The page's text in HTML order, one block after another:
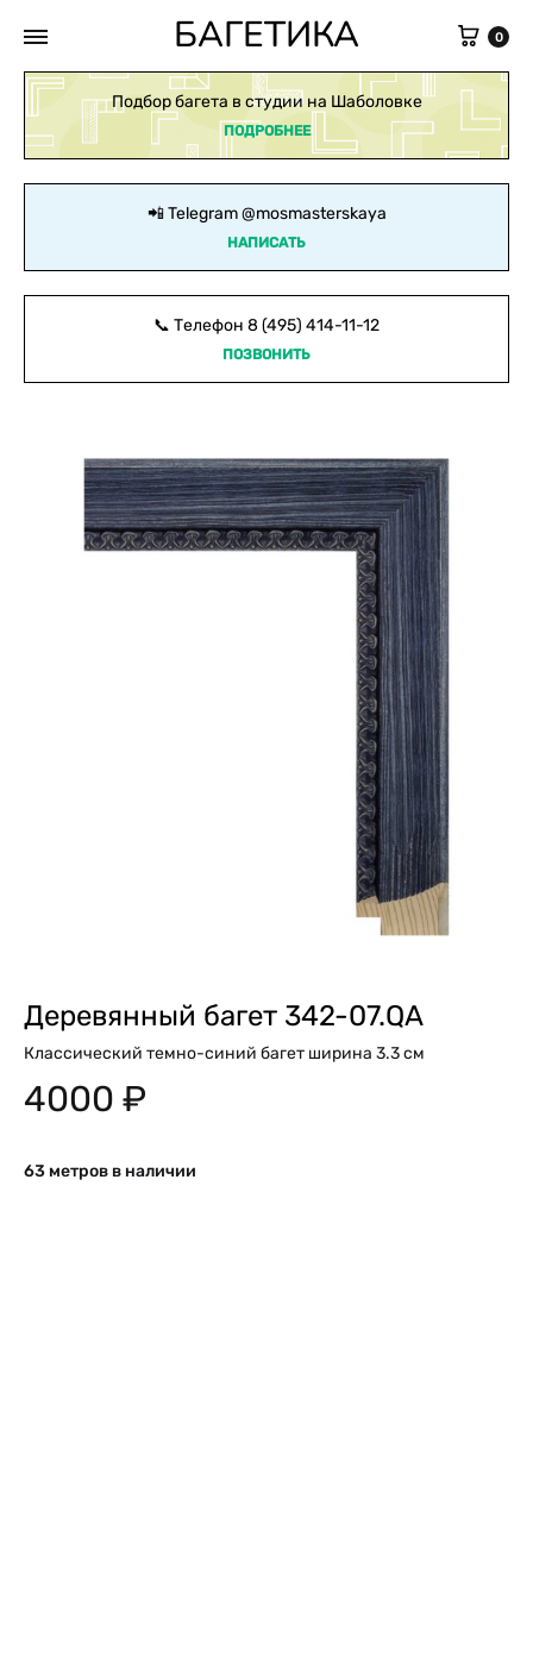
БАГЕТИКА 0
Подбор багета в студии на Шаболовке
ПОДРОБНЕЕ
📲 Telegram@mosmasterskaya
НАПИСАТЬ
📞 Телефон 8 (495) 414-11-12
ПОЗВОНИТЬ
Деревянный багет 342-07.QA
Классический темно-синий багет ширина 3.3 см
4000 ₽
63 метров в наличии